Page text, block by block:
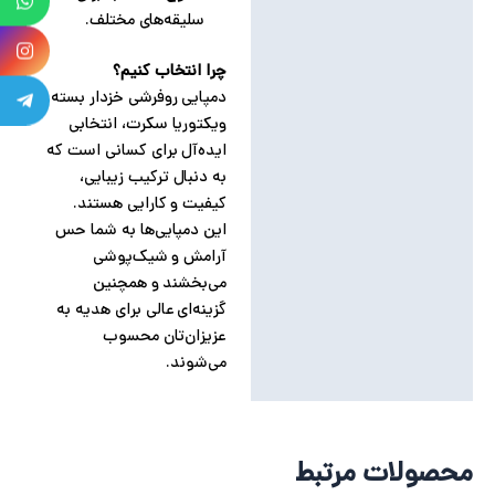
سلیقه‌های مختلف.
چرا انتخاب کنیم؟
دمپایی روفرشی خزدار بسته
ویکتوریا سکرت، انتخابی
ایده‌آل برای کسانی است که
به دنبال ترکیب زیبایی،
کیفیت و کارایی هستند.
این دمپایی‌ها به شما حس
آرامش و شیک‌پوشی
می‌بخشند و همچنین
گزینه‌ای عالی برای هدیه به
عزیزان‌تان محسوب
می‌شوند.
محصولات مرتبط